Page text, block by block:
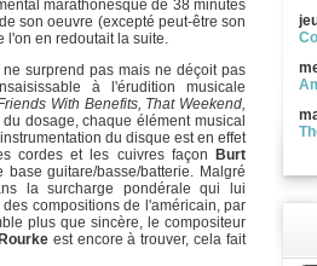
marathonesque de 38 minutes
son oeuvre (excepté peut-être son
l'on en redoutait la suite.
ne surprend pas mais ne déçoit pas
à l'érudition musicale
With Benefits, That Weekend,
dosage, chaque élément musical
du disque est en effet
cordes et les cuivres façon
Burt
guitare/basse/batterie. Malgré
la surcharge pondérale qui lui
compositions de l'américain, par
plus que sincère, le compositeur
est encore à trouver, cela fait